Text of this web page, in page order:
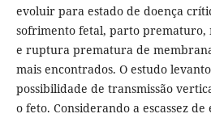
evoluir para estado de doença
sofrimento fetal, parto prematuro,
e ruptura prematura de
mais encontrados. O estudo
possibilidade de transmissão
o feto. Considerando a escassez